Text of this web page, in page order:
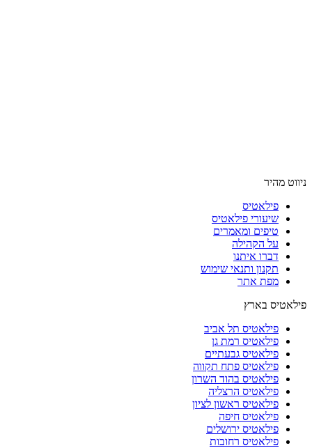
ניווט מהיר
פילאטיס
שיעורי פילאטיס
טיפים ומאמרים
על הקהילה
דברו איתנו
תקנון ותנאי שימוש
מפת אתר
פילאטיס בארץ
פילאטיס תל אביב
פילאטיס רמת גן
פילאטיס גבעתיים
פילאטיס פתח תקווה
פילאטיס בהוד השרון
פילאטיס הרצליה
פילאטיס ראשון לציון
פילאטיס חיפה
פילאטיס ירושלים
פילאטיס רחובות